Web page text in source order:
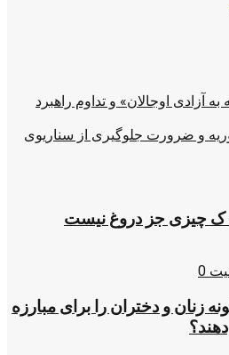
به آزادی اوجالان» و تداوم راهبرد
و ضرورت جلوگیری از سناریوی
ک چیزی جز دروغ نیست
0
و دختران را برای مبارزه